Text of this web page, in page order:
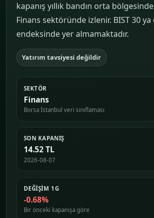
kapanış yıllık bandın orta
Finans sektöründe izlenir. BIST 30 ya
endeksinde yer almamaktadır.
Yatırım tavsiyesi değildir
SEKTÖR
Finans
Borsa İstanbul veri sınıflaması
SON KAPANIŞ
14.52 TL
2026-08-07
DEĞIŞIM 1G
-0.68%
Bir önceki kapanışa göre